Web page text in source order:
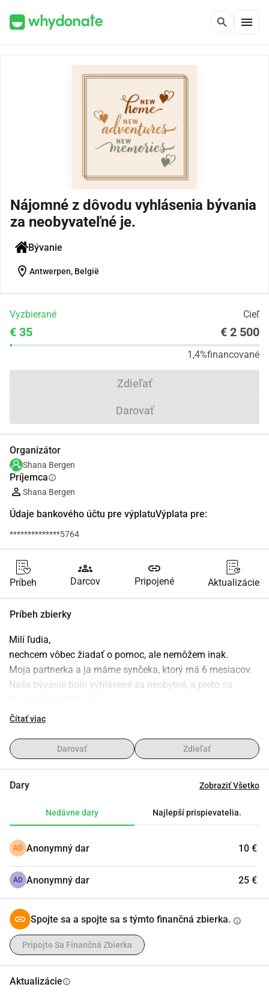
search menu
Nájomné z dôvodu vyhlásenia bývania
za neobyvateľné je.
Bývanie
location_on Antwerpen, België
Vyzbierané Cieľ
€ 35 € 2 500
1,4%financované
Zdieľať
Darovať
Organizátor
Shana Bergen
Príjemcainfo
Shana Bergen
Údaje bankového účtu pre výplatuVýplata pre:
**************5764
Príbeh
groups
Darcov
link
Pripojené Aktualizácie
Príbeh zbierky
Milí ľudia,
nechcem vôbec žiadať o pomoc, ale nemôžem inak.
Moja partnerka a ja máme synčeka, ktorý má 6 mesiacov.
Naše bývanie bolo vyhlásené za neobytné, a preto sa
Našli sme nové bývanie, do ktorého sa môžeme
zloženie nájomnej záruky cez inštitúciu, a preto sa to
pokúšam získať cez túto cestu.
pochopenie
Čítať viac
Darovať Zdieľať
Dary Zobraziť Všetko
Nedávne dary Najlepší prispievatelia.
AD Anonymný dar 10 €
AD Anonymný dar 25 €
Spojte sa a spojte sa s týmto finančná zbierka. info
Pripojte Sa Finančná Zbierka
Aktualizácieinfo